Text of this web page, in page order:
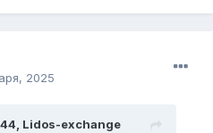
2025
Lidos-exchange